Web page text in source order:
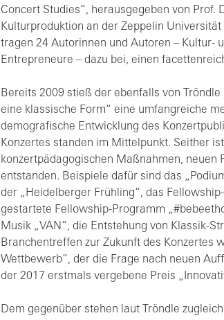
Concert Studies“, herausgegeben von
Kulturproduktion an der Zeppelin
tragen 24 Autorinnen und Autoren – Kultur-
Entrepreneure – dazu bei, einen
Bereits 2009 stieß der ebenfalls von
eine klassische Form“ eine umfangreiche
demografische Entwicklung des
Konzertes standen im Mittelpunkt. Seither
konzertpädagogischen Maßnahmen, neuen
entstanden. Beispiele dafür sind das
der „Heidelberger Frühling“, das
gestartete Fellowship-Programm
Musik „VAN“, die Entstehung von Klassik-
Branchentreffen zur Zukunft des Konzertes
Wettbewerb“, der die Frage nach neuen
der 2017 erstmals vergebene Preis
Dem gegenüber stehen laut Tröndle